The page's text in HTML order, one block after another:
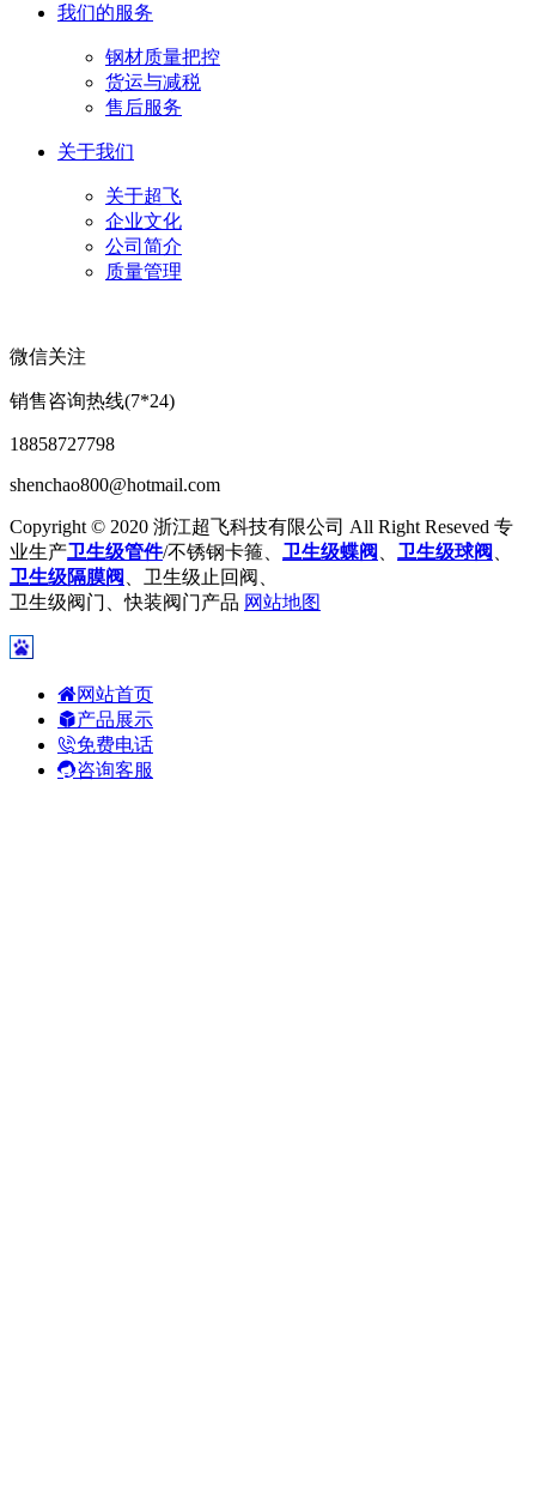
我们的服务
钢材质量把控
货运与减税
售后服务
关于我们
关于超飞
企业文化
公司简介
质量管理
微信关注
销售咨询热线(7*24)
18858727798
shenchao800@hotmail.com
Copyright © 2020 浙江超飞科技有限公司 All Right Reseved 专
业生产卫生级管件/不锈钢卡箍、 卫生级蝶阀 、 卫生级球阀 、
卫生级隔膜阀 、卫生级止回阀、
卫生级阀门、快装阀门产品 网站地图
网站首页
产品展示
免费电话
咨询客服